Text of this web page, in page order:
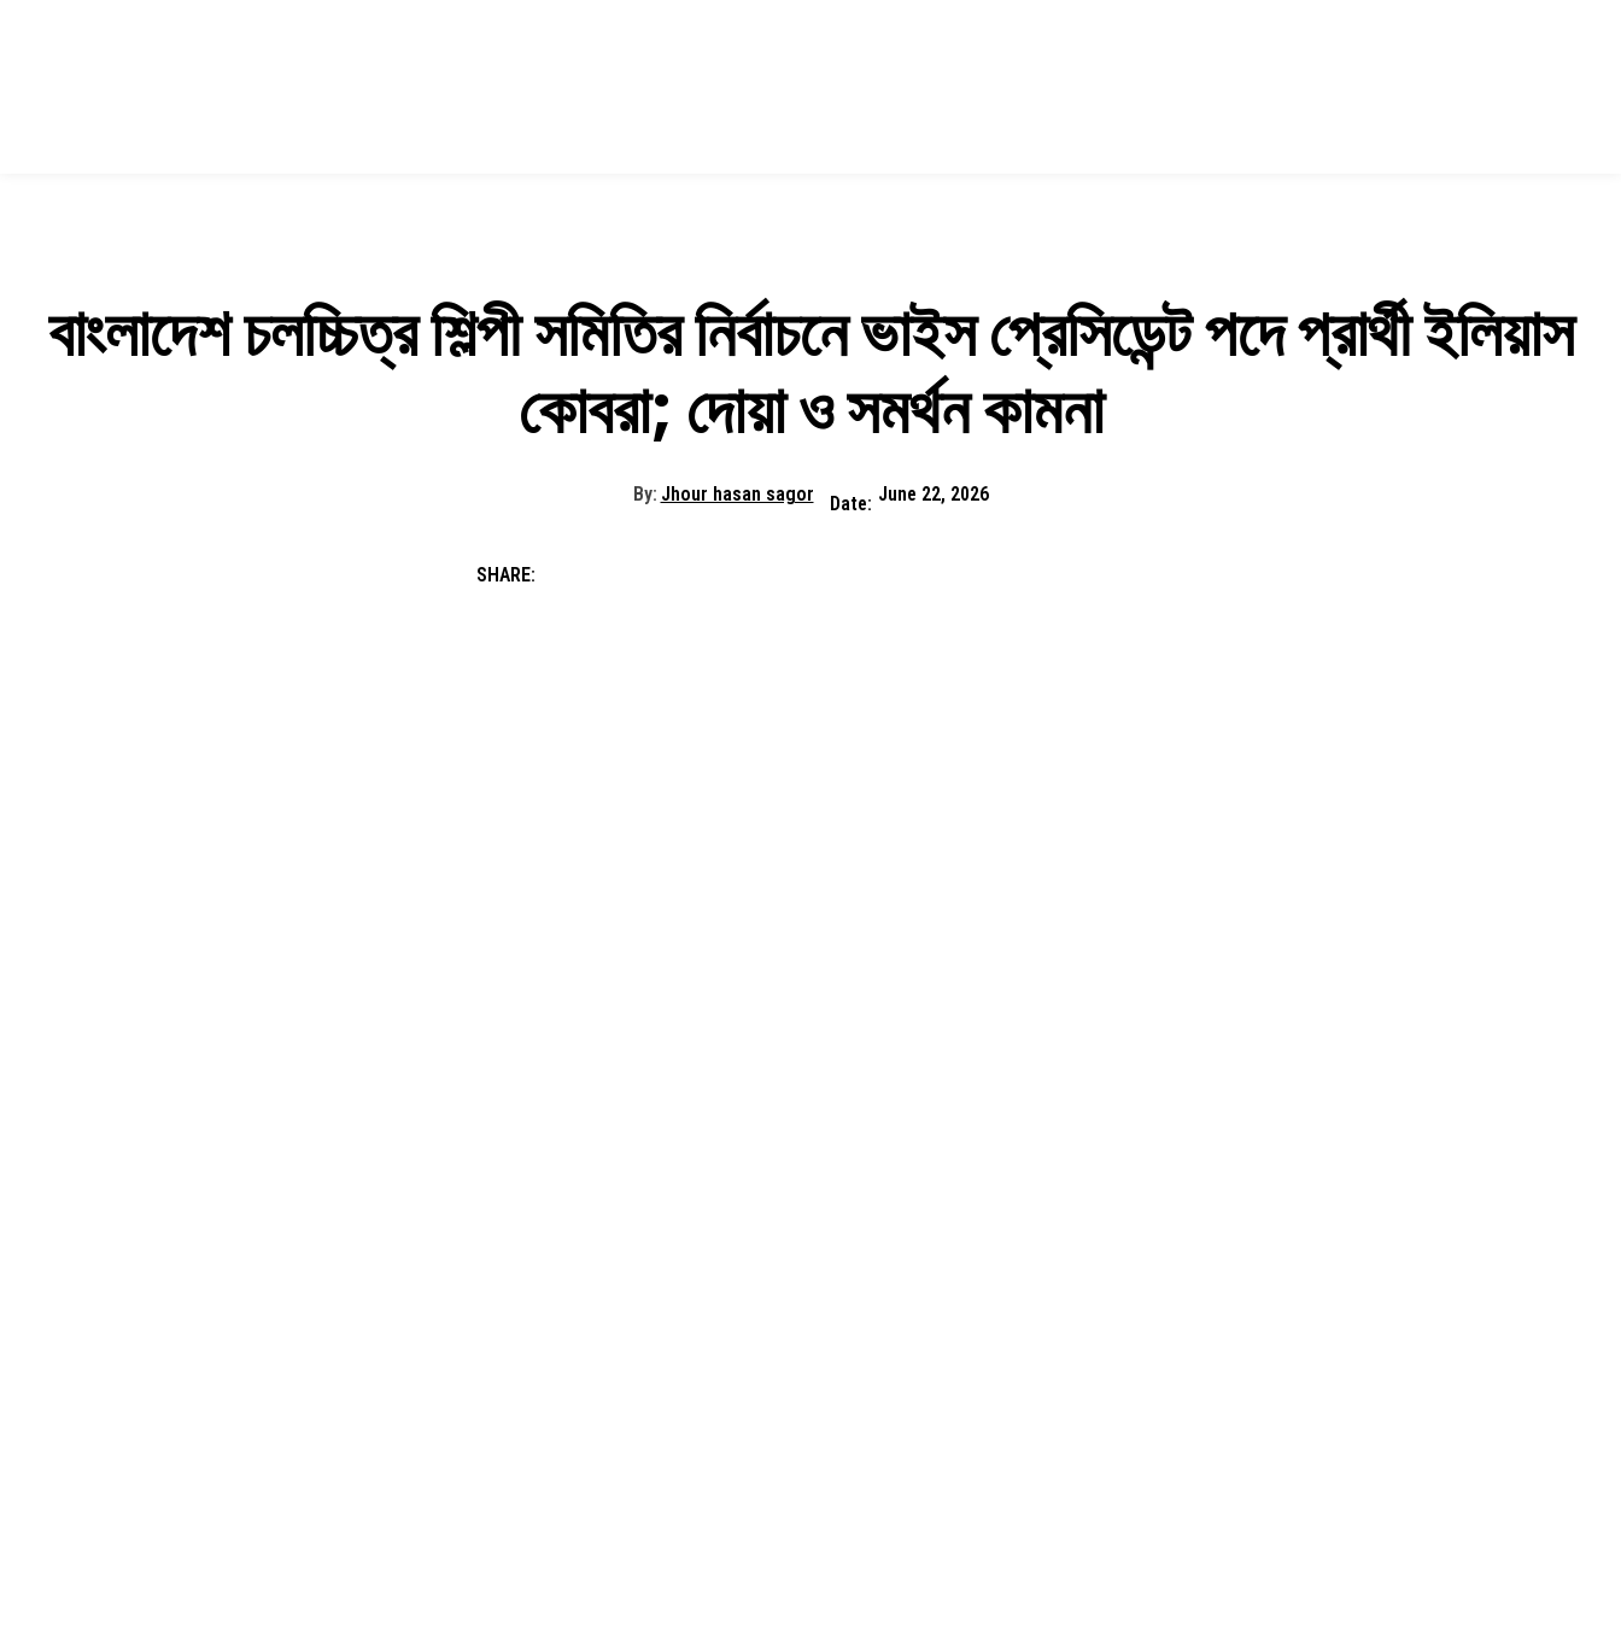
বাংলাদেশ চলচ্চিত্র শিল্পী সমিতির নির্বাচনে ভাইস প্রেসিডেন্ট পদে প্রার্থী ইলিয়াস
কোবরা; দোয়া ও সমর্থন কামনা
By: Jhour hasan sagor Date: June 22, 2026
SHARE: